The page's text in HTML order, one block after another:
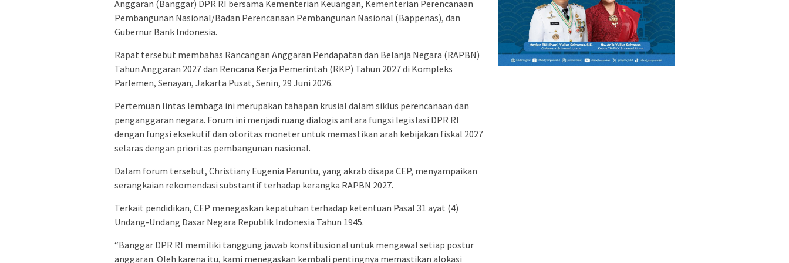
Anggaran (Banggar) DPR RI bersama Kementerian Keuangan, Kementerian Perencanaan
Pembangunan Nasional/Badan Perencanaan Pembangunan Nasional (Bappenas), dan
Gubernur Bank Indonesia.
Rapat tersebut membahas Rancangan Anggaran Pendapatan dan Belanja Negara (RAPBN)
Tahun Anggaran 2027 dan Rencana Kerja Pemerintah (RKP) Tahun 2027 di Kompleks
Parlemen, Senayan, Jakarta Pusat, Senin, 29 Juni 2026.
Pertemuan lintas lembaga ini merupakan tahapan krusial dalam siklus perencanaan dan
penganggaran negara. Forum ini menjadi ruang dialogis antara fungsi legislasi DPR RI
dengan fungsi eksekutif dan otoritas moneter untuk memastikan arah kebijakan fiskal 2027
selaras dengan prioritas pembangunan nasional.
Dalam forum tersebut, Christiany Eugenia Paruntu, yang akrab disapa CEP, menyampaikan
serangkaian rekomendasi substantif terhadap kerangka RAPBN 2027.
Terkait pendidikan, CEP menegaskan kepatuhan terhadap ketentuan Pasal 31 ayat (4)
Undang-Undang Dasar Negara Republik Indonesia Tahun 1945.
“Banggar DPR RI memiliki tanggung jawab konstitusional untuk mengawal setiap postur
anggaran. Oleh karena itu, kami menegaskan kembali pentingnya memastikan alokasi